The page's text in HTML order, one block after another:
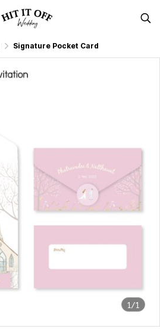
Signature Pocket Card
1/1